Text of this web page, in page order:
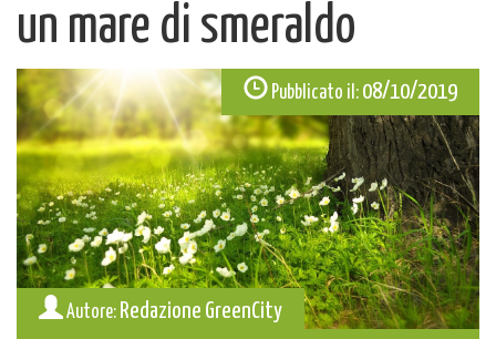
un mare di smeraldo
Pubblicato il: 08/10/2019
Autore: Redazione GreenCity